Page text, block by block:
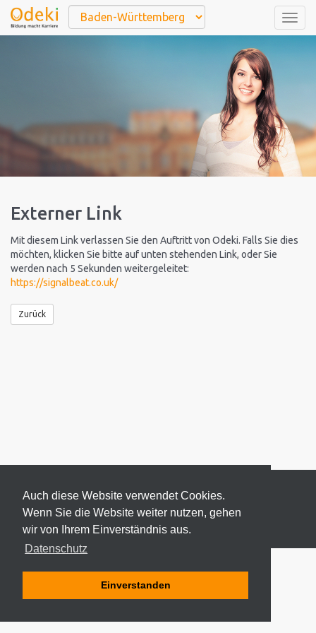
Auch diese Website verwendet Cookies.
Wenn Sie die Website weiter nutzen, gehen
wir von Ihrem Einverständnis aus.
Datenschutz
Einverstanden
Externer Link
Mit diesem Link verlassen Sie den Auftritt von Odeki. Falls Sie dies
möchten, klicken Sie bitte auf unten stehenden Link, oder Sie
werden nach 5 Sekunden weitergeleitet:
https://signalbeat.co.uk/
Zurück
© 2026 ODEKI - ALLE RECHTE VORBEHALTEN